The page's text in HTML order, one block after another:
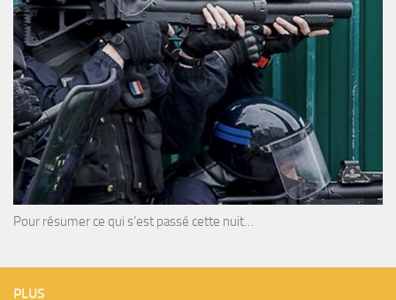
Pour résumer ce qui s’est passé cette nuit…
PLUS